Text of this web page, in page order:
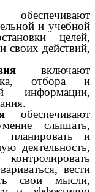
и учебной
целей,
своих действий,
включают
отбора и
информации,
обеспечивают
слышать,
планировать и
деятельность,
вести
свои мысли,